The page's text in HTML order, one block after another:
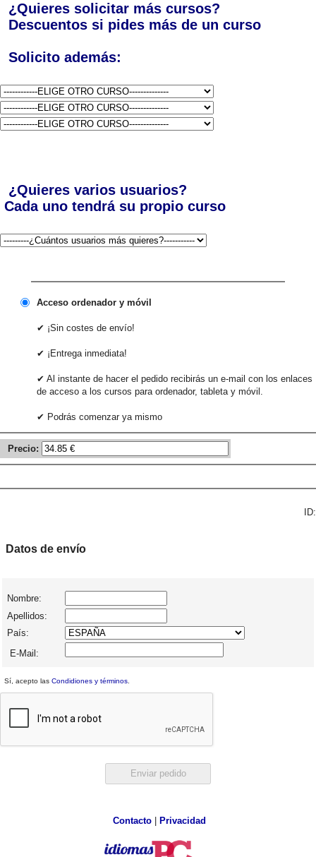
¿Quieres solicitar más cursos?
Descuentos si pides más de un curso
Solicito además:
¿Quieres varios usuarios?
Cada uno tendrá su propio curso
Acceso ordenador y móvil
✔ ¡Sin costes de envío!
✔ ¡Entrega inmediata!
✔ Al instante de hacer el pedido recibirás un e-mail con los enlaces
de acceso a los cursos para ordenador, tableta y móvil.
✔ Podrás comenzar ya mismo
Precio:
ID:
Datos de envío
Nombre:
Apellidos:
País:
E-Mail:
Sí, acepto las Condidiones y términos
Contacto| Privacidad